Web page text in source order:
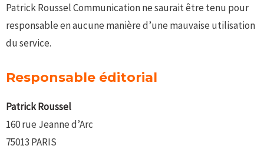
Patrick Roussel Communication ne saurait être tenu pour
responsable en aucune manière d’une mauvaise utilisation
du service.
Responsable éditorial
Patrick Roussel
160 rue Jeanne d’Arc
75013 PARIS